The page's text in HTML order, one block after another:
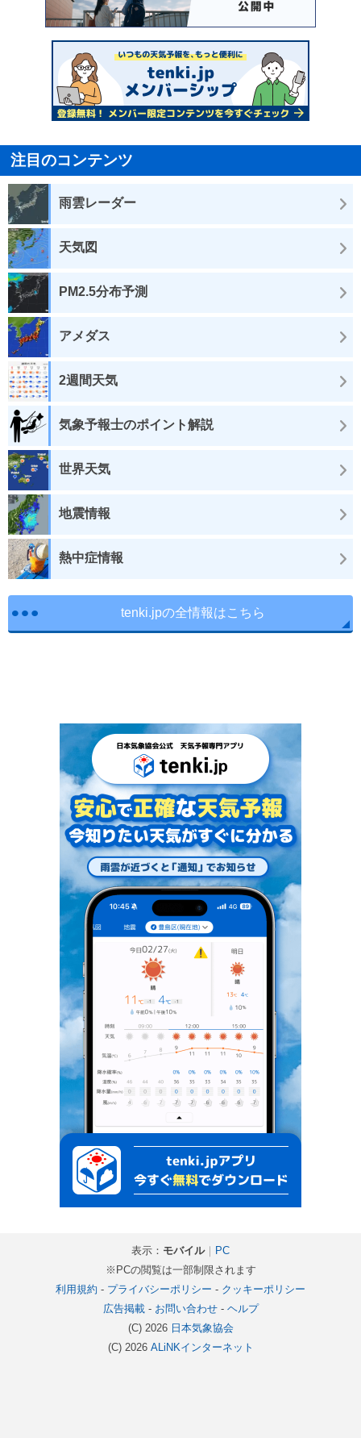
注目のコンテンツ
雨雲レーダー
天気図
PM2.5分布予測
アメダス
2週間天気
気象予報士のポイント解説
世界天気
地震情報
熱中症情報
tenki.jpの全情報はこちら
表示： モバイル｜ PC
※PCの閲覧は一部制限されます
利用規約 - プライバシーポリシー - クッキーポリシー
広告掲載- お問い合わせ- ヘルプ
(C) 2026 日本気象協会
(C) 2026 ALiNKインターネット